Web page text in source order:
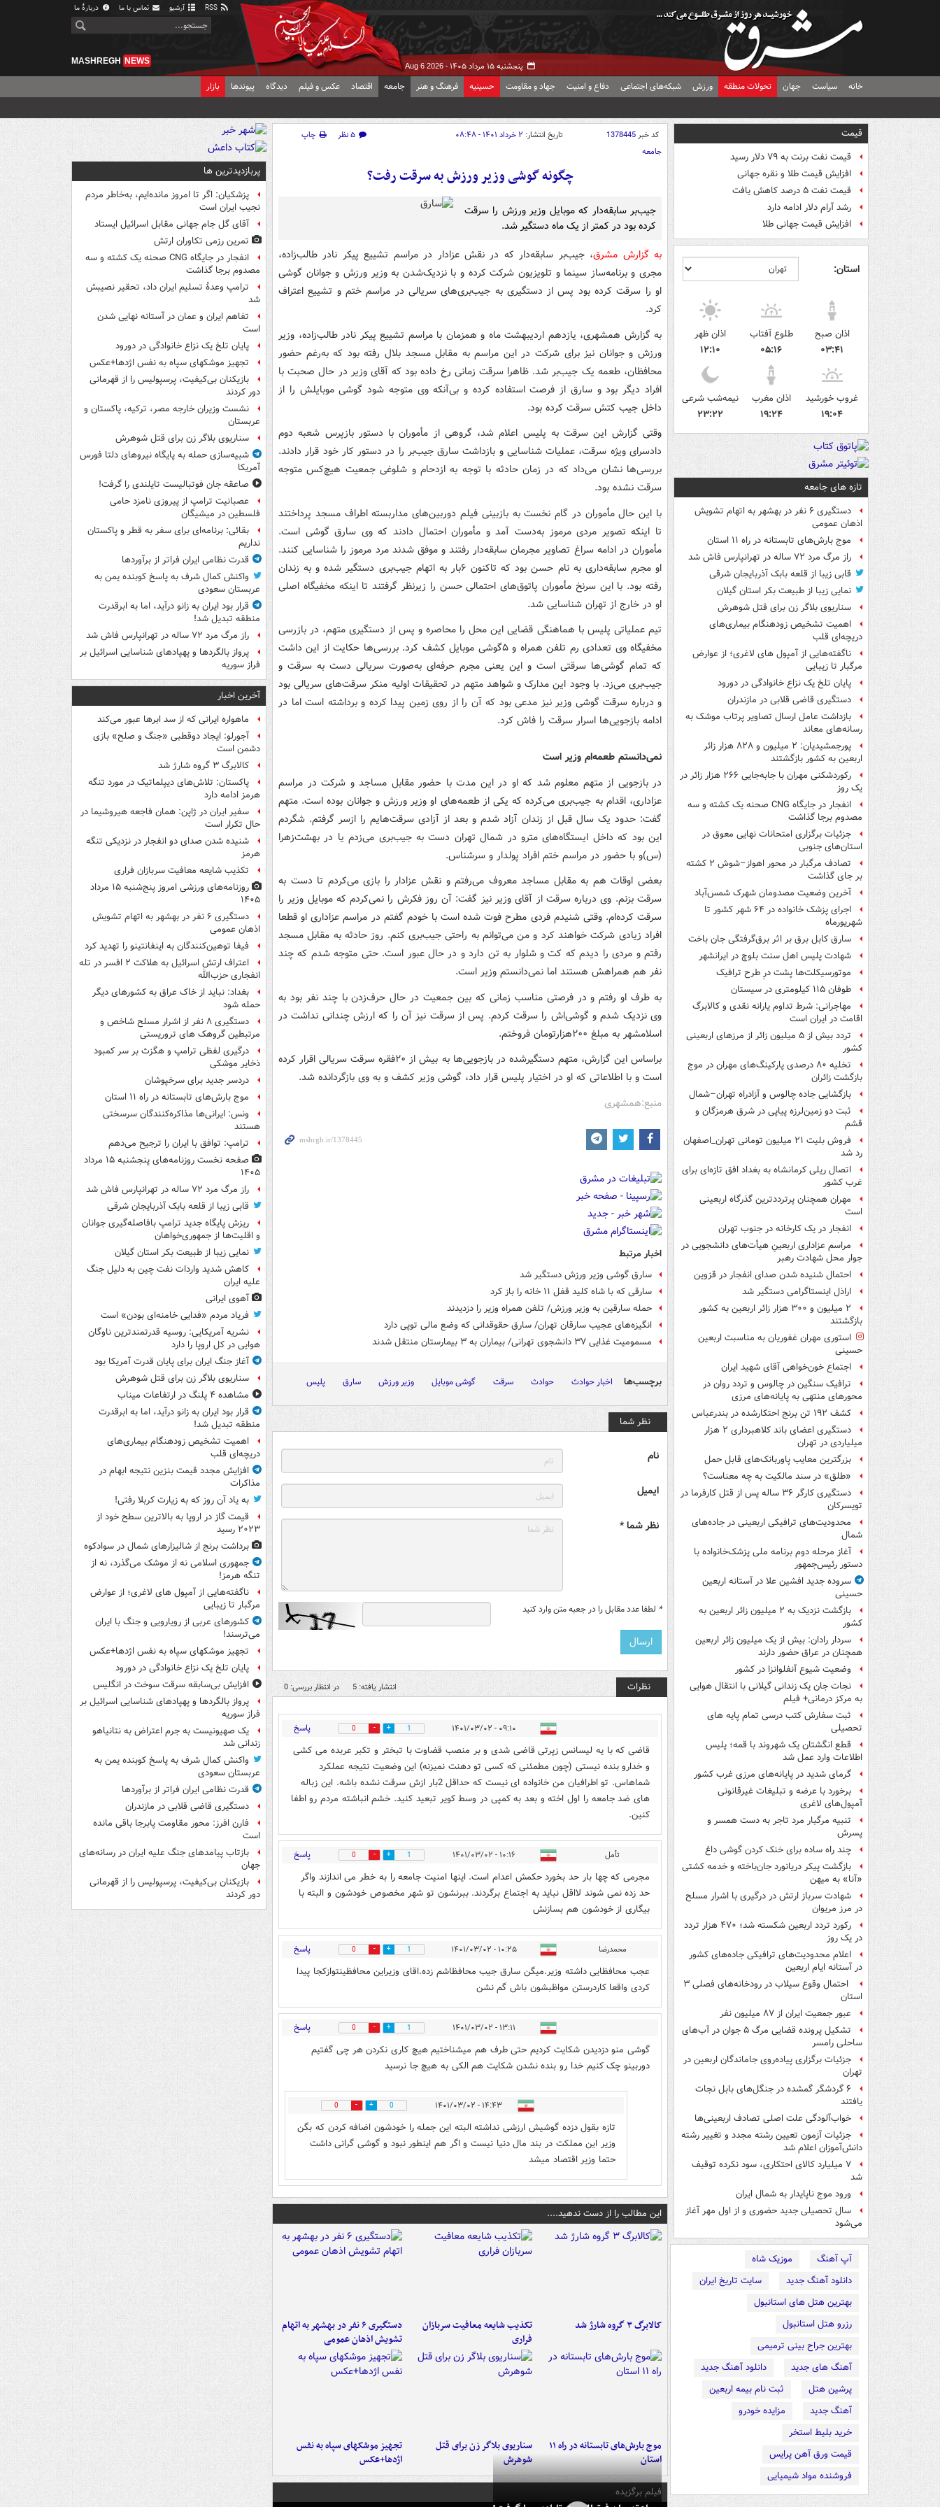
آرشیو تماس با ما دربارهٔ ما
پنجشنبه ۱۵ مرداد ۱۴۰۵ - Aug 6 2026
MASHREGH NEWS
خانه سیاست جهان تحولات منطقه ورزش شبکه‌های اجتماعی دفاع و امنیت جهاد و مقاومت حسینیه فرهنگ و هنر جامعه اقتصاد عکس و فیلم دیدگاه پیوندها بازار
قیمت
قیمت نفت برنت به ۷۹ دلار رسید
افزایش قیمت طلا و نقره جهانی
قیمت نفت ۵ درصد کاهش یافت
رشد آرام دلار ادامه دارد
افزایش قیمت جهانی طلا
استان:
اذان صبح
۰۳:۴۱
طلوع آفتاب
۰۵:۱۶
اذان ظهر
۱۲:۱۰
غروب خورشید
۱۹:۰۴
اذان مغرب
۱۹:۲۴
نیمه‌شب شرعی
۲۳:۲۲
تازه های جامعه
دستگیری ۶ نفر در بهشهر به اتهام تشویش
اذهان عمومی
موج بارش‌های تابستانه در راه ۱۱ استان
راز مرگ مرد ۷۲ ساله در تهرانپارس فاش شد
قابی زیبا از قلعه بابک آذربایجان شرقی
نمایی زیبا از طبیعت بکر استان گیلان
سناریوی بلاگر زن برای قتل شوهرش
اهمیت تشخیص زودهنگام بیماری‌های
دریچه‌ای قلب
ناگفته‌هایی از آمپول های لاغری؛ از عوارض
مرگبار تا زیبایی
پایان تلخ یک نزاع خانوادگی در دورود
دستگیری قاضی قلابی در مازندران
بازداشت عامل ارسال تصاویر پرتاب موشک به
رسانه‌های معاند
پورجمشیدیان: ۲ میلیون و ۸۲۸ هزار زائر
اربعین به کشور بازگشتند
رکوردشکنی مهران با جابه‌جایی ۲۶۶ هزار زائر در
یک روز
انفجار در جایگاه CNG صحنه یک کشته و سه
مصدوم برجا گذاشت
جزئیات برگزاری امتحانات نهایی معوق در
استان‌های جنوبی
تصادف مرگبار در محور اهواز–شوش ۲ کشته
بر جای گذاشت
آخرین وضعیت مصدومان شهرک شمس‌آباد
اجرای پزشک خانواده در ۶۴ شهر کشور تا
شهریورماه
سارق کابل برق بر اثر برق‌گرفتگی جان باخت
شهادت پلیس اهل سنت بلوچ در ایرانشهر
موتورسیکلت‌ها پشت درِ طرح ترافیک
طوفان ۱۱۵ کیلومتری در سیستان
مهاجرانی: شرط تداوم یارانه نقدی و کالابرگ
اقامت در ایران است
تردد بیش از ۵ میلیون زائر از مرزهای اربعینی
کشور
تخلیه ۸۰ درصدی پارکینگ‌های مهران در موج
بازگشت زائران
بازگشایی جاده چالوس و آزادراه تهران–شمال
ثبت دو زمین‌لرزه پیاپی در شرق هرمزگان و
قشم
فروش بلیت ۲۱ میلیون تومانی تهران_اصفهان
رد شد
اتصال ریلی کرمانشاه به بغداد افق تازه‌ای برای
غرب کشور
مهران همچنان پرترددترین گذرگاه اربعینی
است
انفجار در یک کارخانه در جنوب تهران
مراسم عزاداری اربعینِ هیأت‌های دانشجویی در
جوار محل شهادت رهبر
احتمال شنیده شدن صدای انفجار در قزوین
اراذل اینستاگرامی دستگیر شد
۲ میلیون و ۳۰۰ هزار زائر اربعین به کشور
بازگشتند
استوری مهران غفوریان به مناسبت اربعین
حسینی
اجتماع خون‌خواهی آقای شهید ایران
ترافیک سنگین در چالوس و تردد روان در
محورهای منتهی به پایانه‌های مرزی
کشف ۱۹۲ تن برنج احتکارشده در بندرعباس
دستگیری اعضای باند کلاهبرداری ۲ هزار
میلیاردی در تهران
بزرگترین معایب پاوربانک‌های قابل حمل
«طلق» در سند مالکیت به چه معناست؟
دستگیری کارگر ۳۶ ساله پس از قتل کارفرما در
تویسرکان
محدودیت‌های ترافیکی اربعینی در جاده‌های
شمال‌
آغاز مرحله دوم برنامه ملی پزشک‌خانواده با
دستور رئیس‌جمهور
سروده جدید افشین علا در آستانه اربعین
حسینی
بازگشت نزدیک به ۲ میلیون زائر اربعین به
کشور
سردار رادان: بیش از یک میلیون زائر اربعین
همچنان در عراق حضور دارند
وضعیت شیوع آنفلوانزا در کشور
نجات جان یک زندانی گیلانی با انتقال هوایی
به مرکز درمانی+ فیلم
ثبت سفارش کتب درسی تمام پایه های
تحصیلی
قطع انگشتان یک شهروند با قمه؛ پلیس
اطلاعات وارد عمل شد
گرمای شدید در پایانه‌های مرزی غرب کشور
برخورد با عرضه و تبلیغات غیرقانونی
آمپول‌های لاغری
تنبیه مرگبار مرد تاجر به دست همسر و
پسرش
چند راه‌ ساده برای خنک کردن گوشی داغ
بازگشت پیکر دریانورد جان‌باخته و خدمه کشتی
«آنا» به میهن
شهادت سرباز ارتش در درگیری با اشرار مسلح
در مرز مریوان
رکورد تردد اربعین شکسته شد؛ ۴۷۰ هزار تردد
در یک روز
اعلام محدودیت‌های ترافیکی جاده‌های کشور
در آستانه ایام اربعین
احتمال وقوع سیلاب در رودخانه‌های فصلی ۳
استان
عبور جمعیت ایران از ۸۷ میلیون نفر
تشکیل پرونده قضایی مرگ ۵ جوان در آب‌های
ساحلی رامسر
جزئیات برگزاری پیاده‌روی جاماندگان اربعین در
تهران
۶ گردشگر گمشده در جنگل‌های بابل نجات
یافتند
خواب‌آلودگی علت اصلی تصادف اربعینی‌ها
جزئیات آزمون تعیین رشته مجدد و تغییر رشته
دانش‌آموزان اعلام شد
۷ میلیارد کالای احتکاری، سود نکرده توقیف
شد
ورود موج ناپایدار به شمال ایران
سال تحصیلی جدید حضوری و از اول مهر آغاز
می‌شود
آپ آهنگ
موزیک شاه
دانلود آهنگ جدید
سایت تاریخ ایران
بهترین هتل های استانبول
رزرو هتل استانبول
بهترین جراح بینی ترمیمی
آهنگ های جدید
دانلود آهنگ جدید
پرشین هتل
ثبت نام بیمه اربعین
آهنگ جدید
مزایده خودرو
خرید بلیط استخر
قیمت ورق آهن پرایس
فروشنده مواد شیمیایی
کد خبر1378445 تاریخ انتشار: ۲ خرداد ۱۴۰۱ - ۰۸:۴۸ ۵ نظر
چاپ
جامعه
چگونه گوشی وزیر ورزش به سرقت رفت؟
جیب‌بر سابقه‌دار که موبایل وزیر ورزش را سرقت
کرده بود در کمتر از یک ماه دستگیر شد.
به گزارش مشرق، جیب‌بر سابقه‌دار که در نقش عزادار در مراسم تشییع پیکر نادر طالب‌زاده،
مجری و برنامه‌ساز سینما و تلویزیون شرکت کرده و با نزدیک‌شدن به وزیر ورزش و جوانان گوشی
او را سرقت کرده بود پس از دستگیری به جیب‌بری‌های سریالی در مراسم ختم و تشییع اعتراف
کرد.
به گزارش همشهری، یازدهم اردیبهشت ماه و همزمان با مراسم تشییع پیکر نادر طالب‌زاده، وزیر
ورزش و جوانان نیز برای شرکت در این مراسم به مقابل مسجد بلال رفته بود که به‌رغم حضور
محافظان، طعمه یک جیب‌بر شد. ظاهرا سرقت زمانی رخ داده بود که آقای وزیر در حال صحبت با
افراد دیگر بود و سارق از فرصت استفاده کرده و بی‌آنکه وی متوجه شود گوشی موبایلش را از
داخل جیب کتش سرقت کرده بود.
وقتی گزارش این سرقت به پلیس اعلام شد، گروهی از مأموران با دستور بازپرس شعبه دوم
دادسرای وی‍ژه سرقت، عملیات شناسایی و بازداشت سارق جیب‌بر را در دستور کار خود قرار دادند.
بررسی‌ها نشان می‌داد که در زمان حادثه با توجه به ازدحام و شلوغی جمعیت ‌هیچ‌کس متوجه
سرقت نشده بود.
با این حال مأموران در گام نخست به بازبینی فیلم دوربین‌های مداربسته اطراف مسجد پرداختند
تا اینکه تصویر مردی مرموز به‌دست آمد و مأموران احتمال دادند که وی سارق گوشی است.
مأموران در ادامه سراغ تصاویر مجرمان سابقه‌دار رفتند و موفق شدند مرد مرموز را شناسایی کنند.
او مجرم سابقه‌داری به نام حسن بود که تاکنون ۶بار به اتهام جیب‌بری دستگیر شده و به زندان
رفته بود. با این سرنخ مأموران پاتوق‌های احتمالی حسن را زیرنظر گرفتند تا اینکه مخفیگاه اصلی
او در خارج از تهران شناسایی شد.
تیم عملیاتی پلیس با هماهنگی قضایی این محل را محاصره و پس از دستگیری متهم، در بازرسی
مخفیگاه وی تعدادی رم تلفن همراه و ۵گوشی موبایل کشف کرد. بررسی‌ها حکایت از این داشت
که تمام گوشی‌ها سرقتی است و این یعنی مجرم حرفه‌ای به‌صورت سریالی دست به سرقت و
جیب‌بری می‌زد. با وجود این مدارک و شواهد متهم در تحقیقات اولیه منکر سرقت‌های سریالی بود
و درباره سرقت گوشی وزیر نیز مدعی بود که آن را از روی زمین پیدا کرده و برداشته است اما در
ادامه بازجویی‌ها اسرار سرقت را فاش کرد.
نمی‌دانستم طعمه‌ام وزیر است
در بازجویی از متهم معلوم شد که او در این مدت با حضور مقابل مساجد و شرکت در مراسم
عزاداری، اقدام به جیب‌بری می‌کرده که یکی از طعمه‌های او وزیر ورزش و جوانان بوده است. متهم
گفت: حدود یک سال قبل از زندان آزاد شدم و بعد از آزادی سرقت‌هایم را ازسر گرفتم. شگردم
این بود که داخل ایستگاه‌های مترو در شمال تهران دست به جیب‌بری می‌زدم یا در بهشت‌زهرا
(س)و با حضور در مراسم ختم افراد پولدار و سرشناس.
بعضی اوقات هم به مقابل مساجد معروف می‌رفتم و نقش عزادار را بازی می‌کردم تا دست به
سرقت بزنم. وی درباره سرقت از آقای وزیر نیز گفت: آن روز فکرش را نمی‌کردم که موبایل وزیر را
سرقت کرده‌ام. وقتی شنیدم فردی مطرح فوت شده است با خودم گفتم در مراسم عزاداری او قطعا
افراد زیادی شرکت خواهند کرد و من می‌توانم به راحتی جیب‌بری کنم. روز حادثه به مقابل مسجد
رفتم و مردی را دیدم که کت و شلوار به تن دارد و در حال عبور است. حتی متوجه شدم که چند
نفر هم همراهش هستند اما نمی‌دانستم وزیر است.
به طرف او رفتم و در فرصتی مناسب زمانی که بین جمعیت در حال حرف‌زدن با چند نفر بود به
وی نزدیک شدم و گوشی‌اش را سرقت کردم. پس از سرقت نیز آن را که ارزش چندانی نداشت در
اسلامشهر به مبلغ ۲۰۰هزارتومان فروختم.
براساس این گزارش، متهم دستگیرشده در بازجویی‌ها به بیش از ۲۰فقره سرقت سریالی اقرار کرده
است و با اطلاعاتی که او در اختیار پلیس قرار داد، گوشی وزیر کشف و به وی بازگردانده شد.
منبع:همشهری
اخبار مرتبط
سارق گوشی وزیر ورزش دستگیر شد
سارقی که با شاه کلید قفل ۱۱ خانه را باز کرد
حمله سارقین به وزیر ورزش/ تلفن همراه وزیر را دزدیدند
انگیزه‌های عجیب سارقان تهران/ سارق حقوقدانی که وضع مالی توپی دارد
مسمومیت غذایی ۳۷ دانشجوی تهرانی/ بیماران به ۳ بیمارستان منتقل شدند
برچسب‌ها اخبار حوادث حوادث سرقت گوشی موبایل وزیر ورزش سارق پلیس
نظر شما
نام
ایمیل
نظر شما *
* لطفا عدد مقابل را در جعبه متن وارد کنید
نظرات انتشار یافته: 5 در انتظار بررسی: 0
۰۹:۱۰ - ۱۴۰۱/۰۳/۰۲ 1
0 پاسخ
قاضی که با یه لیسانس زپرتی قاضی شدی و بر منصب قضاوت با تبختر و تکبر عربده می کشی
و خدارو بنده نیستی (چون مطمئنی که کسی تو دهنت نمیزنه) این وضعیت نتیجه عملکرد
شماهاس. تو اطرافیان من خانواده ای نیست که حداقل 2بار ازش سرقت نشده باشه. این زباله
های ضد جامعه را اول اخته و بعد به کمپی در وسط کویر تبعید کنید. خشم انباشته مردم رو اطفا
کنین.
تأمل ۱۰:۱۶ - ۱۴۰۱/۰۳/۰۲ 1
0 پاسخ
مجرمی که چها بار حد بخورد حکمش اعدام است. اینها امنیت جامعه را به خطر می اندازند واگر
حد زده نمی شوند لااقل نباید به اجتماع برگردند. ببرنشون تو شهر مخصوص خودشون و البته با
بیگاری از خودشون هم بسازنش
محمدرضا ۱۰:۲۵ - ۱۴۰۱/۰۳/۰۲ 1
0 پاسخ
عجب محافظایی داشته وزیر.میگن سارق جیب محافظاشم زده.اقای وزیراین محافظینتوازکجا پیدا
کردی واقعا کاردرستن مواظبشون باش گم نشن
۱۳:۱۱ - ۱۴۰۱/۰۳/۰۲ 1
0 پاسخ
گوشی منو دزدیدن شکایت کردیم حتی طرف هم میشناختیم هیچ کاری نکردن هر چی گفتیم
دوربینو چک کنیم خدا رو بنده نشدن شکایت هم الکی به هیچ جا نرسید
۱۴:۴۳ - ۱۴۰۱/۰۳/۰۲ 0
0
تازه بقول دزده گوشیش ارزشی نداشته البته این جمله را خودشون اضافه کردن که بگن
وزیر این مملکت در بند مال دنیا نیست و اگر هم اینطور نبود و گوشی گرانی داشت
حتما وزیر اقتصاد میشد
این مطالب را از دست ندهید....
کالابرگ ۳ گروه شارژ شد
تکذیب شایعه معافیت سربازان
فراری
دستگیری ۶ نفر در بهشهر به اتهام
تشویش اذهان عمومی
موج بارش‌های تابستانه در راه ۱۱
استان
سناریوی بلاگر زن برای قتل
شوهرش
تجهیز موشکهای سپاه به نفس
اژدها+عکس
فیلم برگزیده
پربازدیدترین ها
پزشکیان: اگر تا امروز مانده‌ایم، به‌خاطر مردم
نجیب ایران است
آقای گل جام جهانی مقابل اسرائیل ایستاد
تمرین رزمی تکاوران ارتش
انفجار در جایگاه CNG صحنه یک کشته و سه
مصدوم برجا گذاشت
ترامپ وعدۀ تسلیم ایران داد، تحقیر نصیبش
شد
تفاهم ایران و عمان در آستانه نهایی شدن
است
پایان تلخ یک نزاع خانوادگی در دورود
تجهیز موشکهای سپاه به نفس اژدها+عکس
بازیکنان بی‌کیفیت، پرسپولیس را از قهرمانی
دور کردند
نشست وزیران خارجه مصر، ترکیه، پاکستان و
عربستان
سناریوی بلاگر زن برای قتل شوهرش
شبیه‌سازی حمله به پایگاه نیروهای دلتا فورس
آمریکا
صاعقه جان فوتبالیست تایلندی را گرفت!
عصبانیت ترامپ از پیروزی نامزد حامی
فلسطین در میشیگان
بقائی: برنامه‌ای برای سفر به قطر و پاکستان
نداریم
قدرت نظامی ایران فراتر از برآوردها
واکنش کمال شرف به پاسخ کوبنده یمن به
عربستان سعودی
قرار بود ایران به زانو درآید، اما به ابرقدرت
منطقه تبدیل شد!
راز مرگ مرد ۷۲ ساله در تهرانپارس فاش شد
پرواز بالگردها و پهپادهای شناسایی اسرائیل بر
فراز سوریه
آخرین اخبار
ماهواره ایرانی که از سد ابرها عبور می‌کند
آجورلو: ایجاد دوقطبی «جنگ و صلح‌» بازی
دشمن است
کالابرگ ۳ گروه شارژ شد
پاکستان: تلاش‌های دیپلماتیک در مورد تنگه
هرمز ادامه دارد
سفیر ایران در ژاپن: همان فاجعه هیروشیما در
حال تکرار است
شنیده شدن صدای دو انفجار در نزدیکی تنگه
هرمز
تکذیب شایعه معافیت سربازان فراری
روزنامه‌های ورزشی امروز پنج‌شنبه ۱۵ مرداد
۱۴۰۵
دستگیری ۶ نفر در بهشهر به اتهام تشویش
اذهان عمومی
فیفا توهین‌کنندگان به اینفانتینو را تهدید کرد
اعتراف ارتش اسرائیل به هلاکت ۲ افسر در تله
انفجاری حزب‌الله
بغداد: نباید از خاک عراق به کشورهای دیگر
حمله شود
دستگیری ۸ نفر از اشرار مسلح شاخص و
مرتبطین گروهک های تروریستی
درگیری لفظی ترامپ و هگزث بر سر کمبود
ذخایر موشکی
دردسر جدید برای سرخپوشان
موج بارش‌های تابستانه در راه ۱۱ استان
ونس: ایرانی‌ها مذاکره‌کنندگان سرسختی
هستند
ترامپ: توافق با ایران را ترجیح می‌دهم
صفحه نخست روزنامه‌های پنجشنبه ۱۵ مرداد
۱۴۰۵
راز مرگ مرد ۷۲ ساله در تهرانپارس فاش شد
قابی زیبا از قلعه بابک آذربایجان شرقی
ریزش پایگاه جدید ترامپ بافاصله‌گیری جوانان
و اقلیت‌ها از جمهوری‌خواهان
نمایی زیبا از طبیعت بکر استان گیلان
کاهش شدید واردات نفت چین به دلیل جنگ
علیه ایران
آهوی ایرانی
فریاد مردم «فدایی خامنه‌ای بودن» است
نشریه آمریکایی: روسیه قدرتمندترین ناوگان
هوایی در کل اروپا را دارد
آغاز جنگ ایران برای پایان قدرت آمریکا بود
سناریوی بلاگر زن برای قتل شوهرش
مشاهده ۴ پلنگ در ارتفاعات میناب
قرار بود ایران به زانو درآید، اما به ابرقدرت
منطقه تبدیل شد!
اهمیت تشخیص زودهنگام بیماری‌های
دریچه‌ای قلب
افزایش مجدد قیمت بنزین نتیجه ابهام در
مذاکرات
به یاد آن روز که به زیارت کربلا رفتی!
قیمت گاز در اروپا به بالاترین سطح خود از
۲۰۲۳ رسید
برداشت برنج از شالیزارهای شمال در سوادکوه
جمهوری اسلامی نه از موشک می‌گذرد، نه از
تنگه هرمز!
ناگفته‌هایی از آمپول های لاغری؛ از عوارض
مرگبار تا زیبایی
کشورهای عربی از رویارویی و جنگ با ایران
می‌ترسند!
تجهیز موشکهای سپاه به نفس اژدها+عکس
پایان تلخ یک نزاع خانوادگی در دورود
افزایش بی‌سابقه سرقت سوخت در انگلیس
پرواز بالگردها و پهپادهای شناسایی اسرائیل بر
فراز سوریه
یک صهیونیست به جرم اعتراض به نتانیاهو
زندانی شد
واکنش کمال شرف به پاسخ کوبنده یمن به
عربستان سعودی
قدرت نظامی ایران فراتر از برآوردها
دستگیری قاضی قلابی در مازندران
فارن افرز: محور مقاومت پابرجا باقی مانده
است
بازتاب پیامدهای جنگ علیه ایران در رسانه‌های
جهان
بازیکنان بی‌کیفیت، پرسپولیس را از قهرمانی
دور کردند